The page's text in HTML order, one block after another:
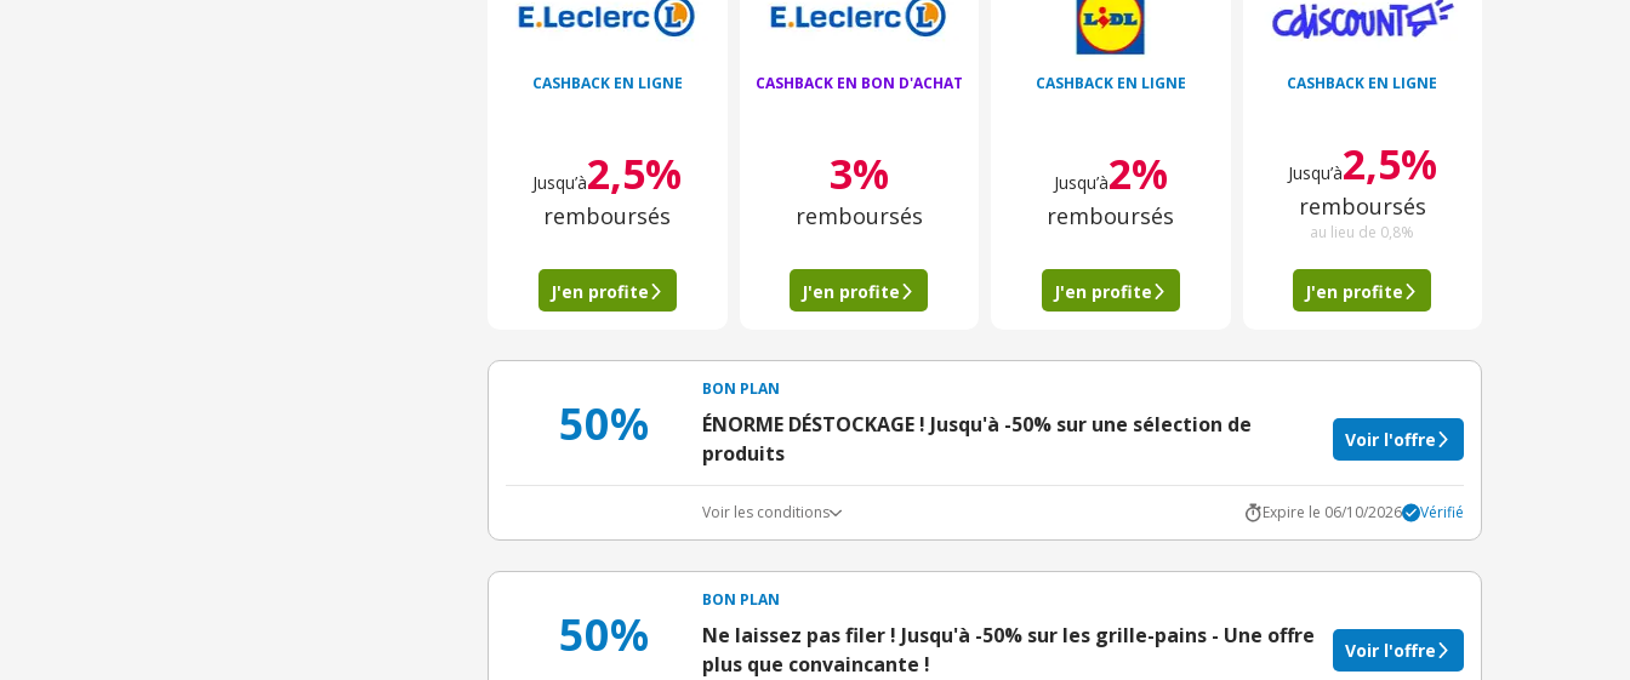
CASHBACK EN LIGNE
Jusqu’à2,5%
remboursés
J'en profite
CASHBACK EN BON D'ACHAT
3%
remboursés
J'en profite
CASHBACK EN LIGNE
Jusqu’à2%
remboursés
J'en profite
CASHBACK EN LIGNE
Jusqu’à2,5%
remboursés
au lieu de 0,8%
J'en profite
50%
BON PLAN
ÉNORME DÉSTOCKAGE ! Jusqu'à -50% sur une sélection de
produits
Voir l'offre
Voir les conditions Expire le 06/10/2026 Vérifié
50%
BON PLAN
Ne laissez pas filer ! Jusqu'à -50% sur les grille-pains - Une offre
plus que convaincante !
Voir l'offre